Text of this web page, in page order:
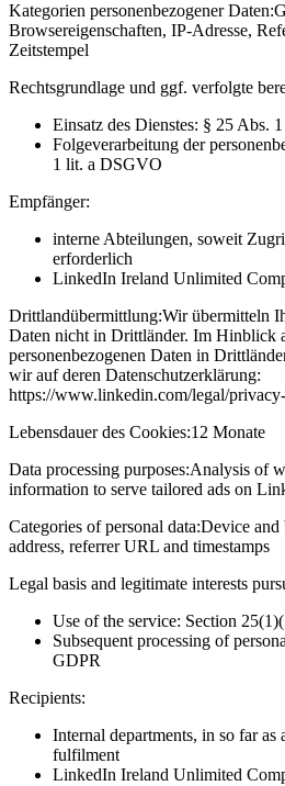
Kategorien personenbezogener Daten:
Browsereigenschaften, IP-Adresse,
Zeitstempel
Rechtsgrundlage und ggf. verfolgte
Einsatz des Dienstes: § 25 Abs.
Folgeverarbeitung der
1 lit. a DSGVO
Empfänger:
interne Abteilungen, soweit
erforderlich
LinkedIn Ireland Unlimited
Drittlandübermittlung:Wir übermitteln
Daten nicht in Drittländer. Im Hinblick
personenbezogenen Daten in
wir auf deren Datenschutzerklärung:
https://www.linkedin.com/legal/
Lebensdauer des Cookies:12 Monate
Data processing purposes:Analysis of
information to serve tailored ads on
Categories of personal data:Device and
address, referrer URL and timestamps
Legal basis and legitimate interests
Use of the service: Section
Subsequent processing of
GDPR
Recipients:
Internal departments, in so far as
fulfilment
LinkedIn Ireland Unlimited